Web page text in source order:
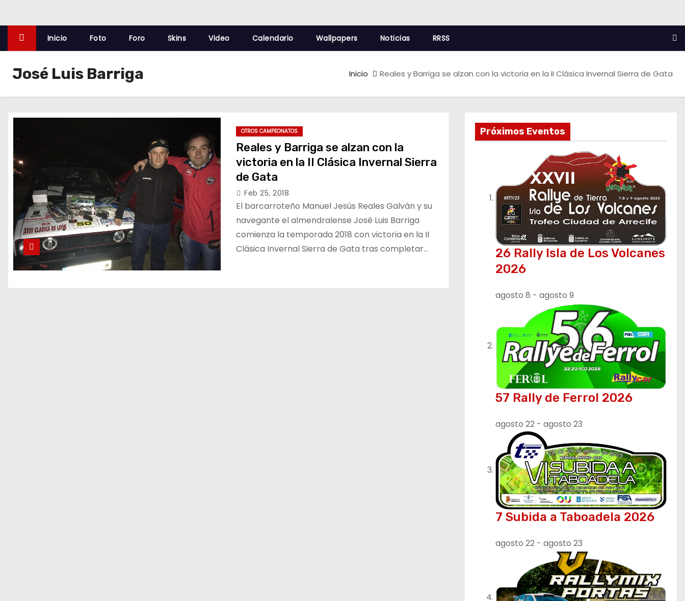
Inicio Foto Foro Skins Video Calendario Wallpapers Noticias RRSS
José Luis Barriga Inicio Reales y Barriga se alzan con la victoria en la II Clásica Invernal Sierra de Gata
OTROS CAMPEONATOS
Reales y Barriga se alzan con la
victoria en la II Clásica Invernal Sierra
de Gata
Feb 25, 2018
El barcarroteño Manuel Jesús Reales Galván y su
navegante el almendralense José Luis Barriga
comienza la temporada 2018 con victoria en la II
Clásica Invernal Sierra de Gata tras completar…
Próximos Eventos
26 Rally Isla de Los Volcanes
2026
agosto 8 - agosto 9
57 Rally de Ferrol 2026
agosto 22 - agosto 23
7 Subida a Taboadela 2026
agosto 22 - agosto 23